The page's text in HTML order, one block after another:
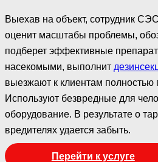
Выехав на объект, сотрудник
оценит масштабы проблемы,
подберет эффективные
насекомыми, выполнит
выезжают к клиентам полностью
Используют безвредные для
оборудование. В результате о
вредителях удается забыть.
Перейти к услуге